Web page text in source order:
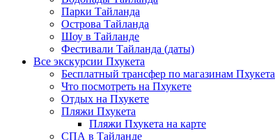
Парки Тайланда
Острова Тайланда
Шоу в Тайланде
Фестивали Тайланда (даты)
Все экскурсии Пхукета
Бесплатный трансфер по магазинам Пхукета
Что посмотреть на Пхукете
Отдых на Пхукете
Пляжи Пхукета
Пляжи Пхукета на карте
СПА в Тайланде